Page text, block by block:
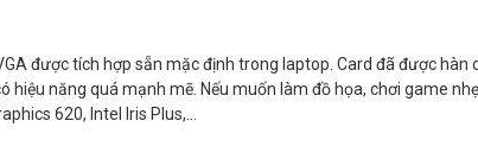
được tích hợp sẵn mặc định trong laptop. Card đã được
hiệu năng quá mạnh mẽ. Nếu muốn làm đồ họa, chơi game
620, Intel Iris Plus,…